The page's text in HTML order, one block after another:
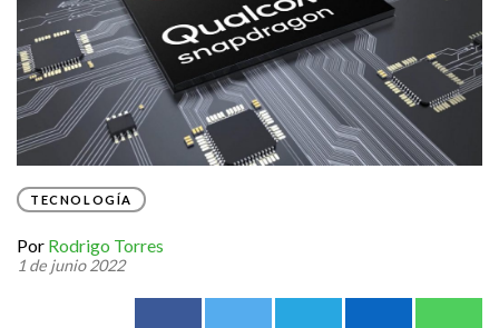
TECNOLOGÍA
Por Rodrigo Torres
1 de junio 2022